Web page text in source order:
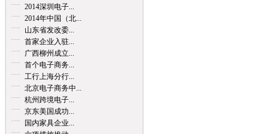
2014深圳电子...
2014年中国（北...
山东省发改委...
首家企业入驻...
广西柳州成立...
首个电子商务...
工行上海分行...
北京电子商务中...
杭州跨境电子...
京东美国成功...
国内家具企业...